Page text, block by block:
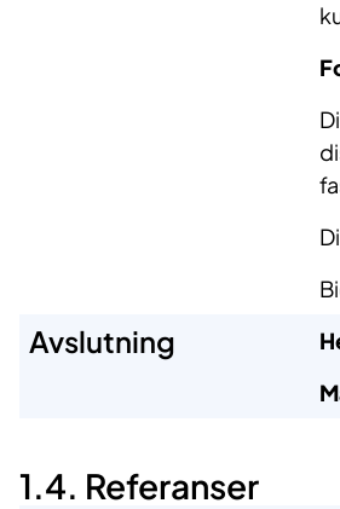
Avslutning
1.4. Referanser